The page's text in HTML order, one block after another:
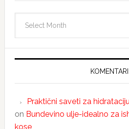
KOMENTARI
Praktični saveti za
on Bundevino ulje-idealno za
kose